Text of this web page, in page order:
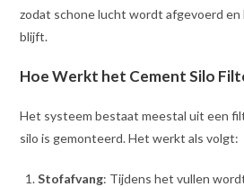
zodat schone lucht wordt afgevoerd en
blijft.
Hoe Werkt het Cement Silo
Het systeem bestaat meestal uit een
silo is gemonteerd. Het werkt als volgt:
Stofafvang: Tijdens het vullen